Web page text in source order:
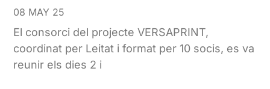
08 MAY 25
El consorci del projecte VERSAPRINT,
coordinat per Leitat i format per 10 socis, es va
reunir els dies 2 i